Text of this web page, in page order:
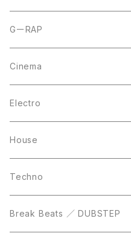
CD
12inch
10inch
Casette Tape
LP
LP
12inch
CD
GーRAP
12inch
LP
Cinema
LP
12inch
DVD
Electro
12inch
LP
House
LP
12inch
Techno
12inch
Break Beats ／ DUBSTEP